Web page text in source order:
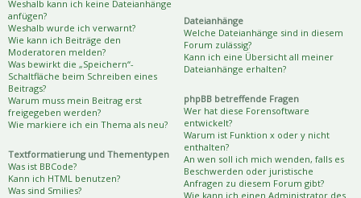
Weshalb kann ich keine Dateianhänge
anfügen?
Weshalb wurde ich verwarnt?
Wie kann ich Beiträge den
Moderatoren melden?
Was bewirkt die „Speichern“-
Schaltfläche beim Schreiben eines
Beitrags?
Warum muss mein Beitrag erst
freigegeben werden?
Wie markiere ich ein Thema als neu?
Textformatierung und Thementypen
Was ist BBCode?
Kann ich HTML benutzen?
Was sind Smilies?
Dateianhänge
Welche Dateianhänge sind in diesem
Forum zulässig?
Kann ich eine Übersicht all meiner
Dateianhänge erhalten?
phpBB betreffende Fragen
Wer hat diese Forensoftware
entwickelt?
Warum ist Funktion x oder y nicht
enthalten?
An wen soll ich mich wenden, falls es
Beschwerden oder juristische
Anfragen zu diesem Forum gibt?
Wie kann ich einen Administrator des